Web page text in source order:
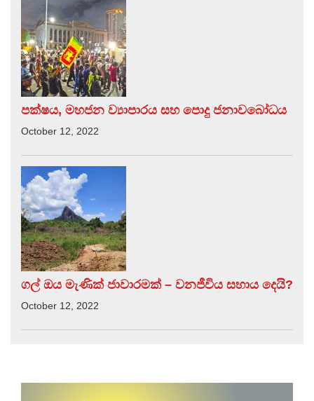
පක්ෂය, මහජන ව්‍යාපාරය සහ පොදු ජනාවබෝධය
October 12, 2022
ගල් ඔය මැණික් ජාවාරමක් – වනජීවිය සහාය දෙයි?
October 12, 2022